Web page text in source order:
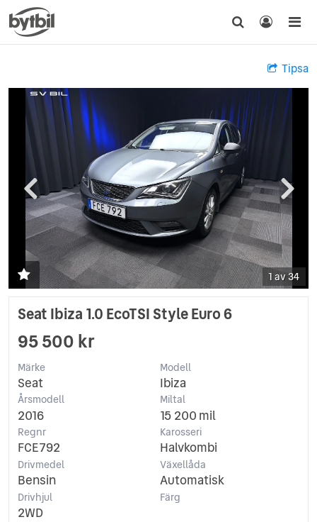
Tipsa
1 av 34
Seat Ibiza 1.0 EcoTSI Style Euro 6
95 500 kr
Märke
Seat
Modell
Ibiza
Årsmodell
2016
Miltal
15 200 mil
Regnr
FCE792
Karosseri
Halvkombi
Drivmedel
Bensin
Växellåda
Automatisk
Drivhjul
2WD
Färg